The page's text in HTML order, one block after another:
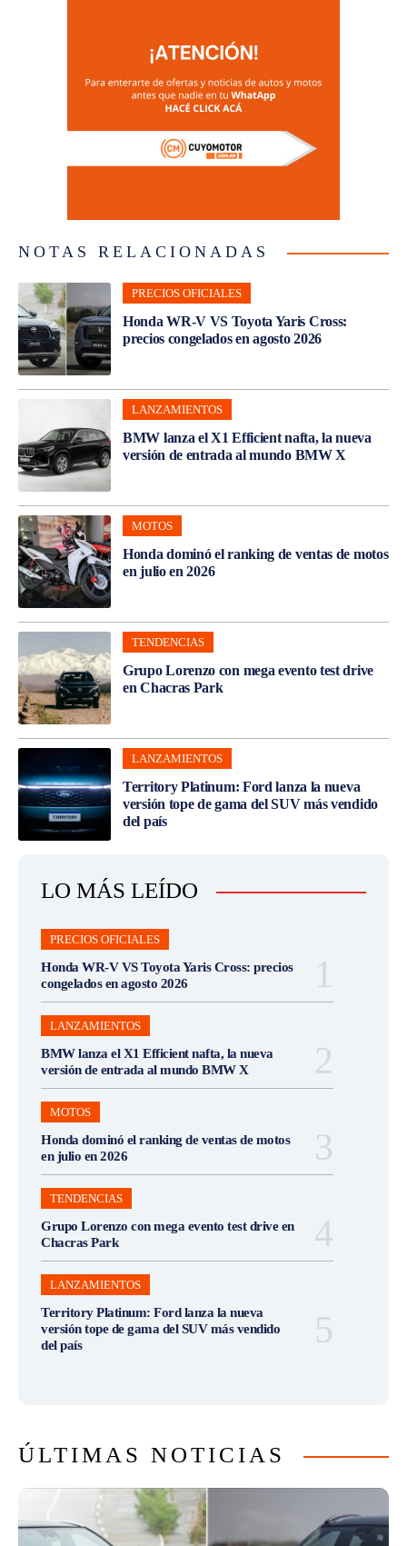
NOTAS RELACIONADAS
PRECIOS OFICIALES
Honda WR-V VS Toyota Yaris Cross:
precios congelados en agosto 2026
LANZAMIENTOS
BMW lanza el X1 Efficient nafta, la nueva
versión de entrada al mundo BMW X
MOTOS
Honda dominó el ranking de ventas de motos
en julio en 2026
TENDENCIAS
Grupo Lorenzo con mega evento test drive
en Chacras Park
LANZAMIENTOS
Territory Platinum: Ford lanza la nueva
versión tope de gama del SUV más vendido
del país
LO MÁS LEÍDO
PRECIOS OFICIALES
Honda WR-V VS Toyota Yaris Cross: precios
congelados en agosto 2026
LANZAMIENTOS
BMW lanza el X1 Efficient nafta, la nueva
versión de entrada al mundo BMW X
MOTOS
Honda dominó el ranking de ventas de motos
en julio en 2026
TENDENCIAS
Grupo Lorenzo con mega evento test drive en
Chacras Park
LANZAMIENTOS
Territory Platinum: Ford lanza la nueva
versión tope de gama del SUV más vendido
del país
ÚLTIMAS NOTICIAS